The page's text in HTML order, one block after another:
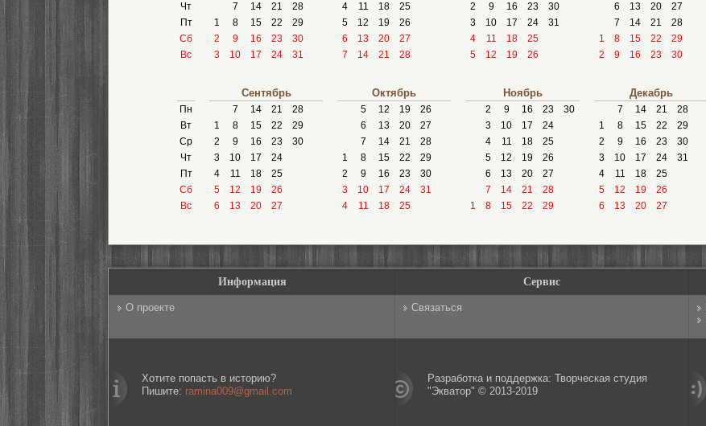
Чт
Пт
Сб
Вс
7
14 21
28
1
8 15 22
29
2
9 16 23
30
3
10 17 24 31
4
11 18
25
5
12 19
26
6
13 20
27
7
14 21 28
2
9 16 23
30
3
10 17 24
31
4
11 18
25
5
12 19 26
6
13 20
27
7
14 21
28
1
8 15 22
29
2
9 16 23 30
Пн
Вт
Ср
Чт
Пт
Сб
Вс
Сентябрь
7 14 21
28
1
8 15 22
29
2
9 16 23
30
3
10 17
24
4
11 18
25
5
12 19
26
6
13 20 27
Октябрь
5 12 19
26
6
13 20
27
7
14 21
28
1
8 15 22
29
2
9 16 23
30
3
10 17 24
31
4
11 18 25
Ноябрь
2 9 16 23
30
3
10 17
24
4
11 18
25
5
12 19
26
6
13 20
27
7
14 21
28
1
8 15 22 29
Декабрь
7 14 21
28
1
8 15 22
29
2
9 16 23
30
3
10 17 24
31
4
11 18
25
5
12 19
26
6
13 20 27
Информация Сервис
О проекте Связаться
Хотите попасть в историю?
Пишите: ramina009@gmail.com
Разработка и поддержка: Творческая студия
"Экватор" © 2013-2019